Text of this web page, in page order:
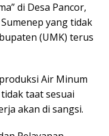
di Desa Pancor,
yang tidak
(UMK) terus
Air Minum
taat sesuai
akan di sangsi.